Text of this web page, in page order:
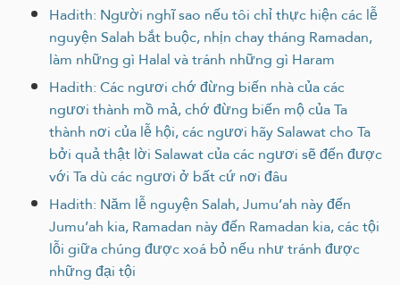
Hadith: Người nghĩ sao nếu tôi chỉ thực hiện các lễ
nguyện Salah bắt buộc, nhịn chay tháng Ramadan,
làm những gì Halal và tránh những gì Haram
Hadith: Các ngươi chớ đừng biến nhà của các
ngươi thành mồ mả, chớ đừng biến mộ của Ta
thành nơi của lễ hội, các ngươi hãy Salawat cho Ta
bởi quả thật lời Salawat của các ngươi sẽ đến được
với Ta dù các ngươi ở bất cứ nơi đâu
Hadith: Năm lễ nguyện Salah, Jumu’ah này đến
Jumu’ah kia, Ramadan này đến Ramadan kia, các tội
lỗi giữa chúng được xoá bỏ nếu như tránh được
những đại tội